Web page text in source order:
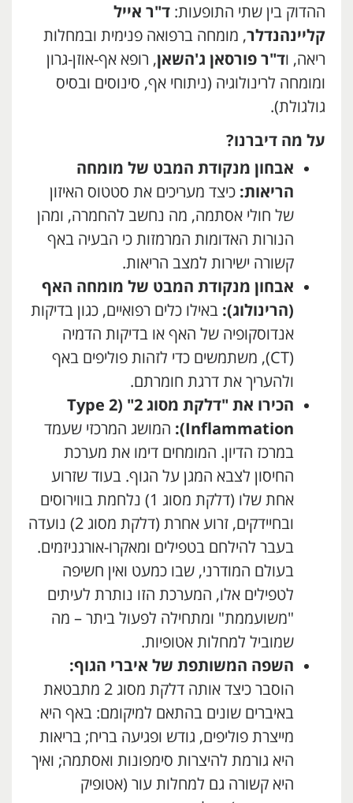
ההדוק בין שתי התופעות: ד"ר אייל
קליינהנדלר, מומחה ברפואה פנימית ובמחלות
ריאה, וד"ר פורסאן ג'השאן, רופא אף-אוזן-גרון
ומומחה לרינולוגיה (ניתוחי אף, סינוסים ובסיס
גולגולת).
על מה דיברנו?
אבחון מנקודת המבט של מומחה
הריאות: כיצד מעריכים את סטטוס האיזון
של חולי אסתמה, מה נחשב להחמרה, ומהן
הנורות האדומות המרמזות כי הבעיה באף
קשורה ישירות למצב הריאות.
אבחון מנקודת המבט של מומחה האף
(הרינולוג): באילו כלים רפואיים, כגון בדיקות
אנדוסקופיה של האף או בדיקות הדמיה
(CT), משתמשים כדי לזהות פוליפים באף
ולהעריך את דרגת חומרתם.
הכירו את "דלקת מסוג 2" (
Type 2
Inflammation):
המושג המרכזי שעמד
במרכז הדיון. המומחים דימו את מערכת
החיסון לצבא המגן על הגוף. בעוד שזרוע
אחת שלו (דלקת מסוג 1) נלחמת בווירוסים
ובחיידקים, זרוע אחרת (דלקת מסוג 2) נועדה
בעבר להילחם בטפילים ומאקרו-אורגניזמים.
בעולם המודרני, שבו כמעט ואין חשיפה
לטפילים אלו, המערכת הזו נותרת לעיתים
"משועממת" ומתחילה לפעול ביתר – מה
שמוביל למחלות אטופיות.
השפה המשותפת של איברי הגוף:
הוסבר כיצד אותה דלקת מסוג 2 מתבטאת
באיברים שונים בהתאם למיקומם: באף היא
מייצרת פוליפים, גודש ופגיעה בריח; בריאות
היא גורמת להיצרות סימפונות ואסתמה; ואיך
היא קשורה גם למחלות עור (אטופיק